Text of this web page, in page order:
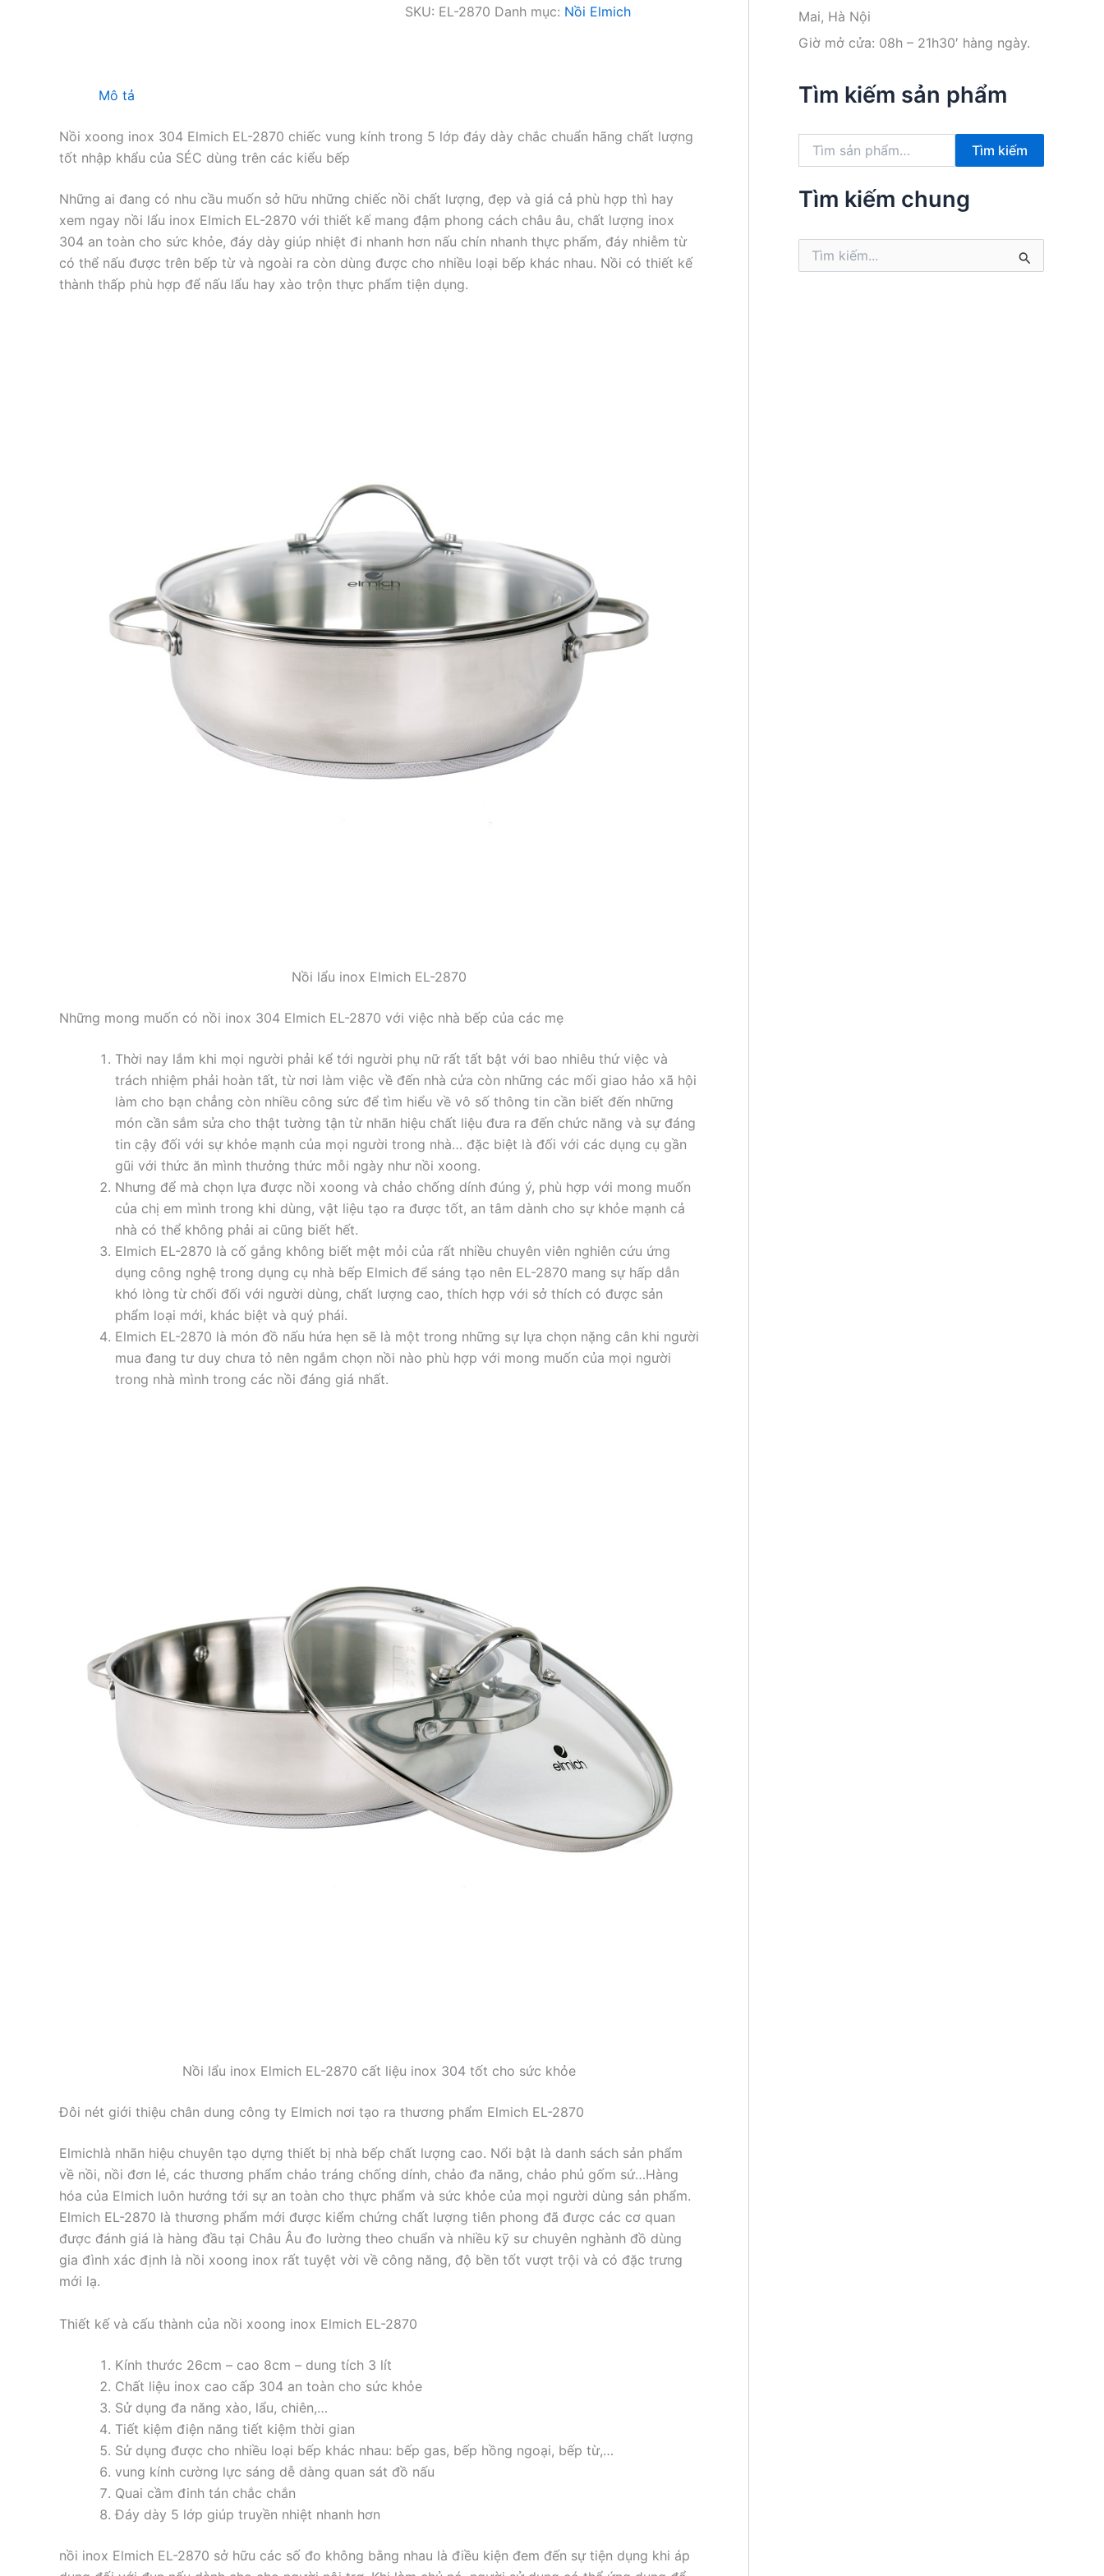
SKU: EL-2870 Danh mục: Nồi Elmich
Mô tả
Nồi xoong inox 304 Elmich EL-2870 chiếc vung kính trong 5 lớp đáy dày chắc chuẩn hãng chất lượng
tốt nhập khẩu của SÉC dùng trên các kiểu bếp
Những ai đang có nhu cầu muốn sở hữu những chiếc nồi chất lượng, đẹp và giá cả phù hợp thì hay
xem ngay nồi lẩu inox Elmich EL-2870 với thiết kế mang đậm phong cách châu âu, chất lượng inox
304 an toàn cho sức khỏe, đáy dày giúp nhiệt đi nhanh hơn nấu chín nhanh thực phẩm, đáy nhiễm từ
có thể nấu được trên bếp từ và ngoài ra còn dùng được cho nhiều loại bếp khác nhau. Nồi có thiết kế
thành thấp phù hợp để nấu lẩu hay xào trộn thực phẩm tiện dụng.
Nồi lẩu inox Elmich EL-2870
Những mong muốn có nồi inox 304 Elmich EL-2870 với việc nhà bếp của các mẹ
Thời nay lắm khi mọi người phải kể tới người phụ nữ rất tất bật với bao nhiêu thứ việc và
trách nhiệm phải hoàn tất, từ nơi làm việc về đến nhà cửa còn những các mối giao hảo xã hội
làm cho bạn chẳng còn nhiều công sức để tìm hiểu về vô số thông tin cần biết đến những
món cần sắm sửa cho thật tường tận từ nhãn hiệu chất liệu đưa ra đến chức năng và sự đáng
tin cậy đối với sự khỏe mạnh của mọi người trong nhà… đặc biệt là đối với các dụng cụ gần
gũi với thức ăn mình thưởng thức mỗi ngày như nồi xoong.
Nhưng để mà chọn lựa được nồi xoong và chảo chống dính đúng ý, phù hợp với mong muốn
của chị em mình trong khi dùng, vật liệu tạo ra được tốt, an tâm dành cho sự khỏe mạnh cả
nhà có thể không phải ai cũng biết hết.
Elmich EL-2870 là cố gắng không biết mệt mỏi của rất nhiều chuyên viên nghiên cứu ứng
dụng công nghệ trong dụng cụ nhà bếp Elmich để sáng tạo nên EL-2870 mang sự hấp dẫn
khó lòng từ chối đối với người dùng, chất lượng cao, thích hợp với sở thích có được sản
phẩm loại mới, khác biệt và quý phái.
Elmich EL-2870 là món đồ nấu hứa hẹn sẽ là một trong những sự lựa chọn nặng cân khi người
mua đang tư duy chưa tỏ nên ngắm chọn nồi nào phù hợp với mong muốn của mọi người
trong nhà mình trong các nồi đáng giá nhất.
Nồi lẩu inox Elmich EL-2870 cất liệu inox 304 tốt cho sức khỏe
Đôi nét giới thiệu chân dung công ty Elmich nơi tạo ra thương phẩm Elmich EL-2870
Elmichlà nhãn hiệu chuyên tạo dựng thiết bị nhà bếp chất lượng cao. Nổi bật là danh sách sản phẩm
về nồi, nồi đơn lẻ, các thương phẩm chảo tráng chống dính, chảo đa năng, chảo phủ gốm sứ…Hàng
hóa của Elmich luôn hướng tới sự an toàn cho thực phẩm và sức khỏe của mọi người dùng sản phẩm.
Elmich EL-2870 là thương phẩm mới được kiểm chứng chất lượng tiên phong đã được các cơ quan
được đánh giá là hàng đầu tại Châu Âu đo lường theo chuẩn và nhiều kỹ sư chuyên nghành đồ dùng
gia đình xác định là nồi xoong inox rất tuyệt vời về công năng, độ bền tốt vượt trội và có đặc trưng
mới lạ.
Thiết kế và cấu thành của nồi xoong inox Elmich EL-2870
Kính thước 26cm – cao 8cm – dung tích 3 lít
Chất liệu inox cao cấp 304 an toàn cho sức khỏe
Sử dụng đa năng xào, lẩu, chiên,…
Tiết kiệm điện năng tiết kiệm thời gian
Sử dụng được cho nhiều loại bếp khác nhau: bếp gas, bếp hồng ngoại, bếp từ,…
vung kính cường lực sáng dễ dàng quan sát đồ nấu
Quai cầm đinh tán chắc chắn
Đáy dày 5 lớp giúp truyền nhiệt nhanh hơn
nồi inox Elmich EL-2870 sở hữu các số đo không bằng nhau là điều kiện đem đến sự tiện dụng khi áp
Mai, Hà Nội
Giờ mở cửa: 08h – 21h30′ hàng ngày.
Tìm kiếm sản phẩm
k
m
Tìm kiếm
Tìm kiếm chung